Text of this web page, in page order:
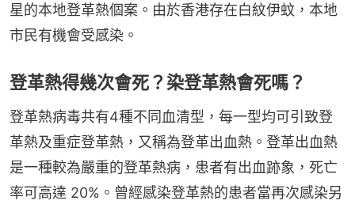
星的本地登革熱個案。由於香港存在白紋伊蚊，本地
市民有機會受感染。
登革熱得幾次會死？染登革熱會死嗎？
登革熱病毒共有4種不同血清型，每一型均可引致登
革熱及重症登革熱，又稱為登革出血熱。登革出血熱
是一種較為嚴重的登革熱病，患者有出血跡象，死亡
率可高達 20%。曾經感染登革熱的患者當再次感染另